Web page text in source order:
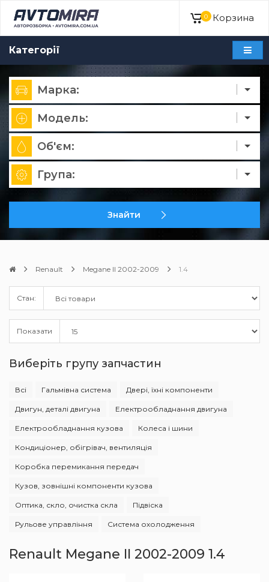
0 Корзина
Категорії
Марка:
Модель:
Об'єм:
Група:
Знайти
Renault Megane II 2002-2009 1.4
Стан:
Показати
Виберіть групу запчастин
Всі Гальмівна система Двері, їхні компоненти
Двигун, деталі двигуна Електрообладнання двигуна
Електрообладнання кузова Колеса і шини
Кондиціонер, обігрівач, вентиляція
Коробка перемикання передач
Кузов, зовнішні компоненти кузова
Оптика, скло, очистка скла Підвіска
Рульове управління Система охолодження
Renault Megane II 2002-2009 1.4